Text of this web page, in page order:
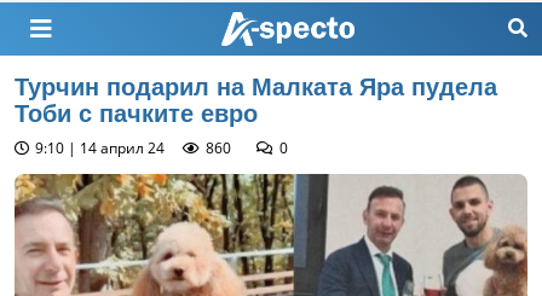
Турчин подарил на Малката Яра пудела
Тоби с пачките евро
9:10 | 14 април 24 860 0